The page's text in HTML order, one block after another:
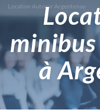
Location Autocar Argentenay
à